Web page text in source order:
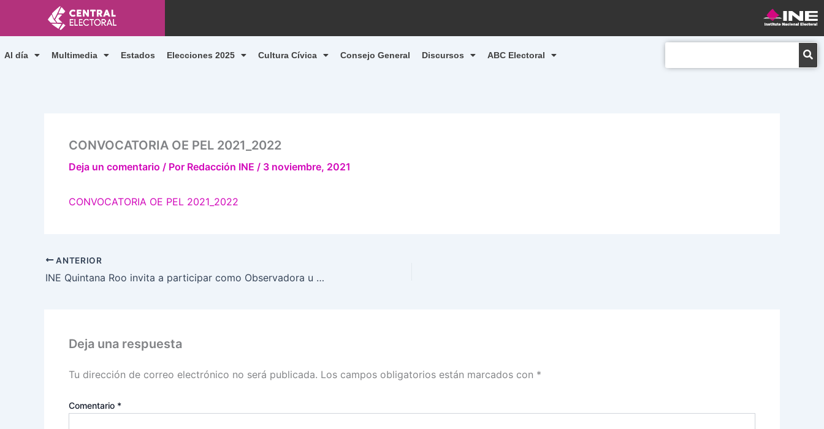
contenido
Al día Multimedia Estados Elecciones 2025 Cultura Cívica Consejo General Discursos ABC Electoral
CONVOCATORIA OE PEL 2021_2022
Deja un comentario / Por Redacción INE / 3 noviembre, 2021
CONVOCATORIA OE PEL 2021_2022
ANTERIOR
INE Quintana Roo invita a participar como Observadora u Observador Electoral para el Proceso Electoral Local 2021-2022
Deja una respuesta
Tu dirección de correo electrónico no será publicada. Los campos obligatorios están marcados con *
Comentario *